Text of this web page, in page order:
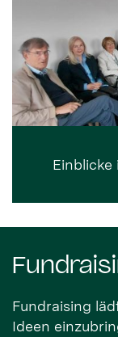
Einblicke
Fundraising
Ideen